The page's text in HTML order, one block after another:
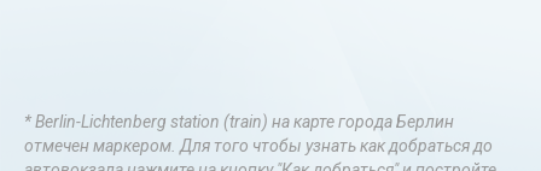
* Berlin-Lichtenberg station (train) на карте города Берлин
отмечен маркером. Для того чтобы узнать как добраться до